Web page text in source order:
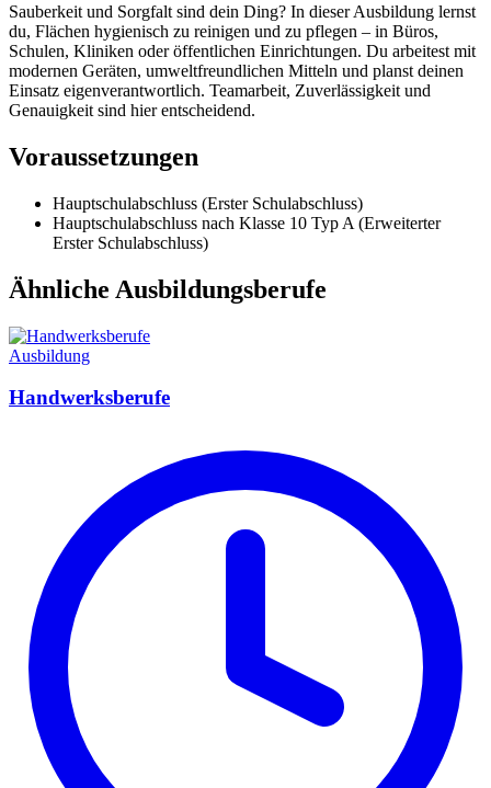
Sauberkeit und Sorgfalt sind dein Ding? In dieser Ausbildung lernst
du, Flächen hygienisch zu reinigen und zu pflegen – in Büros,
Schulen, Kliniken oder öffentlichen Einrichtungen. Du arbeitest mit
modernen Geräten, umweltfreundlichen Mitteln und planst deinen
Einsatz eigenverantwortlich. Teamarbeit, Zuverlässigkeit und
Genauigkeit sind hier entscheidend.
Voraussetzungen
Hauptschulabschluss (Erster Schulabschluss)
Hauptschulabschluss nach Klasse 10 Typ A (Erweiterter
Erster Schulabschluss)
Ähnliche Ausbildungsberufe
Ausbildung
Handwerksberufe